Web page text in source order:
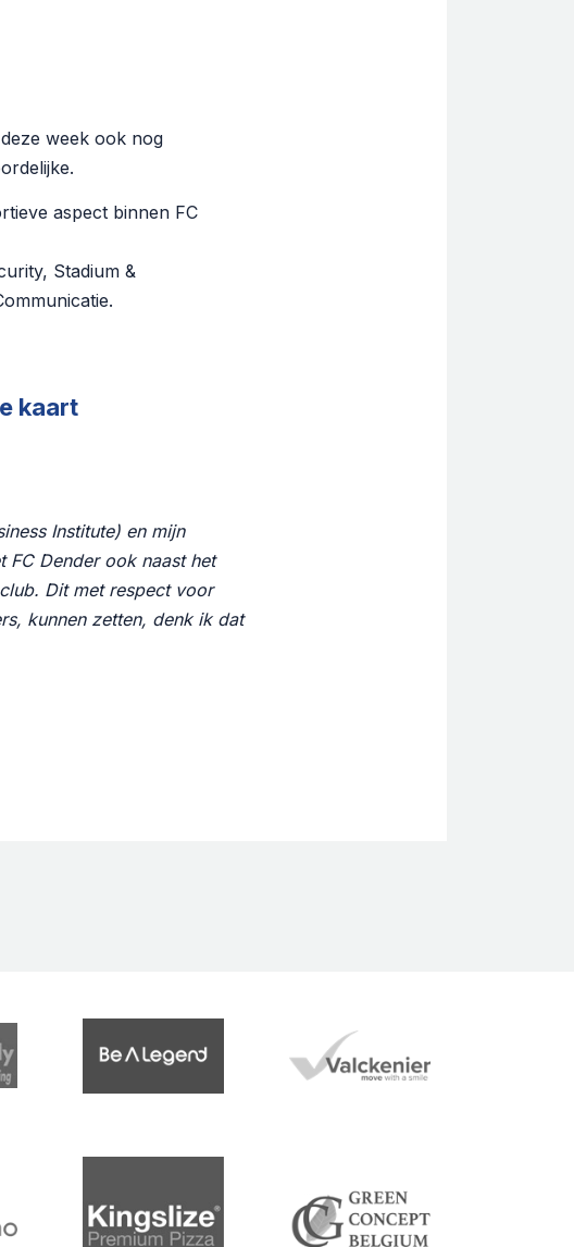
week ook nog
aspect binnen FC
Stadium &
kaart
Institute) en mijn
FC Dender ook naast het
Dit met respect voor
kunnen zetten, denk ik dat